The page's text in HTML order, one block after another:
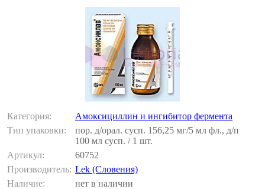
Категория:
Амоксициллин и ингибитор фермента
Тип упаковки:
пор. д/орал. сусп. 156,25 мг/5 мл фл., д/п
100 мл сусп. / 1 шт.
Артикул:
60752
Производитель: Lek (Словения)
Наличие:
нет в наличии